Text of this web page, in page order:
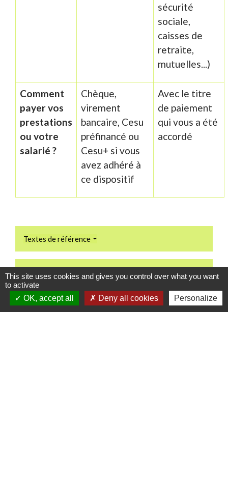
sécurité
sociale,
caisses de
retraite,
mutuelles...)
Comment
payer vos
prestations
ou votre
salarié ?
Chèque,
virement
bancaire, Cesu
préfinancé ou
Cesu+ si vous
avez adhéré à
ce dispositif
Avec le titre
de paiement
qui vous a été
accordé
Textes de référence
Services en ligne et formulaires
Questions ? Réponses !
This site uses cookies and gives you control over what you want
to activate
OK, accept all
Deny all cookies Personalize